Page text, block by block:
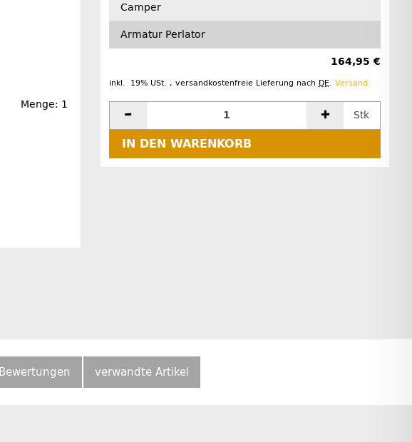
Menge: 1
Camper
Armatur Perlator
164,95 €
inkl. 19% USt. , versandkostenfreie Lieferung nach DE. Versand
Stk
IN DEN WARENKORB
Bewertungen verwandte Artikel